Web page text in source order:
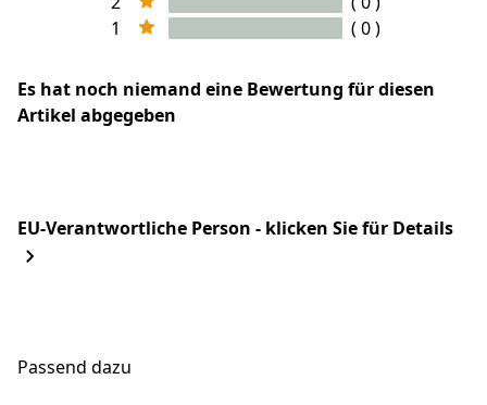
1
( 0 )
Es hat noch niemand eine Bewertung für diesen
Artikel abgegeben
EU-Verantwortliche Person - klicken Sie für Details
Passend dazu